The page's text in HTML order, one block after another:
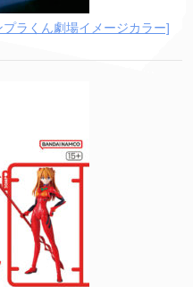
プラくん劇場イメージカラー]